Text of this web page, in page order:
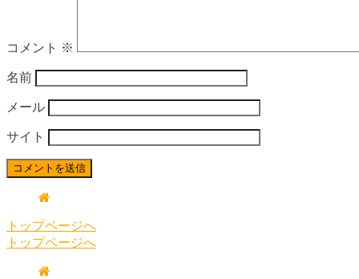
コメント ※
名前
メール
サイト
トップページへ
トップページへ